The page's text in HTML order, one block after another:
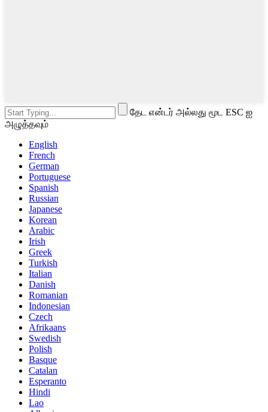
தேட என்டர் அல்லது மூட ESC ஐ
அழுத்தவும்
English
French
German
Portuguese
Spanish
Russian
Japanese
Korean
Arabic
Irish
Greek
Turkish
Italian
Danish
Romanian
Indonesian
Czech
Afrikaans
Swedish
Polish
Basque
Catalan
Esperanto
Hindi
Lao